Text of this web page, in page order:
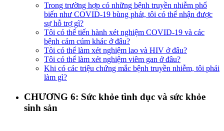
Trong trường hợp có những bệnh truyền nhiễm phổ
biến như COVID-19 bùng phát, tôi có thể nhận được
sự hỗ trợ gì?
Tôi có thể tiến hành xét nghiệm COVID-19 và các
bệnh cảm cúm khác ở đâu?
Tôi có thể làm xét nghiệm lao và HIV ở đâu?
Tôi có thể làm xét nghiệm viêm gan ở đâu?
Khi có các triệu chứng mắc bệnh truyền nhiễm, tôi phải
làm gì?
CHƯƠNG 6: Sức khỏe tình dục và sức khỏe
sinh sản